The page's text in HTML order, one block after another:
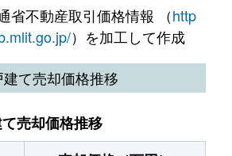
省不動産取引価格情報 （http
）を加工して作成
て売却価格推移
売却価格推移